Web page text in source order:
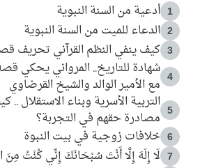
1 أدعية من السنة النبوية
2 الدعاء للميت من السنة النبوية
3 كيف ينفي النظم القرآني تحريف
4
شهادة للتاريخ.. المرواني يحكي
مع الأمير الوالد والشيخ القرضاوي
5
التربية الأسرية وبناء الاستقلال ..
مصادرة حقهم في التجربة؟
6 خلافات زوجية في بيت النبوة
7 لَا إِلَهَ إِلَّا أَنْتَ سُبْحَانَكَ إِنِّي كُنْتُ مِنَ